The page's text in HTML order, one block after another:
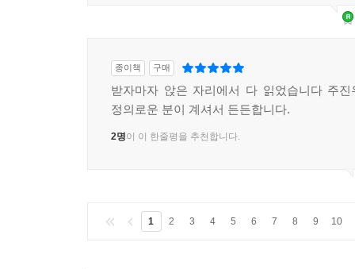
종이책 구매
받자마자 앉은 자리에서 다 읽었습니다 주진
정의로운 분이 계셔서 든든합니다.
2명이 이 한줄평을 추천합니다.
1 2 3 4 5 6 7 8 9 10